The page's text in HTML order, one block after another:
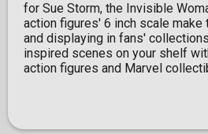
for Sue Storm, the Invisible
action figures' 6 inch scale
and displaying in fans'
inspired scenes on your shelf
action figures and Marvel